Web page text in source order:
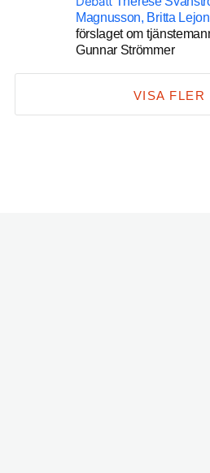
Magnusson, Britta
förslaget om
Gunnar Strömmer
VISA FLER